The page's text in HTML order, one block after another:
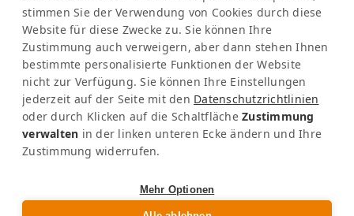
Organisationen wie ACOTUR und FONTUR
leisten tollen Support und unterstützen
die Akteure direkt bei der nachhaltigen
Unternehmensstrategie. Dadurch wurden
auch komplett neue Regionen nachhaltig
entwickelt, was Reisenden heute extrem
authentische Erlebnisse ermöglicht. Wie
seitens Eurer Supplier messbar zu
ermöglicht. KI-gestützter Reiseplaner:
Erstellung anpassbarer Reiserouten mit
Produkten der DMCs – direkt verknüpft
mit Live-Verfügbarkeiten. API für die
Anbindung an Drittsysteme: Ermöglicht die
flexible Anbindung des gesamten DMC-
Contents an externe Systeme (wie z. B.
für Euer Vertrauen, die Nutzung unserer
Plattform und die weiterhin tolle
Kolumbien
Datenschutzbestimmungen
KI & Transparenz
NEWSLETTER
Bleib informiert über News & Events
GET SOCIAL
stimmen Sie der Verwendung von Cookies durch diese
Website für diese Zwecke zu. Sie können Ihre
Zustimmung auch verweigern, aber dann stehen Ihnen
bestimmte personalisierte Funktionen der Website
nicht zur Verfügung. Sie können Ihre Einstellungen
jederzeit auf der Seite mit den Datenschutzrichtlinien
oder durch Klicken auf die Schaltfläche Zustimmung
verwalten in der linken unteren Ecke ändern und Ihre
Zustimmung widerrufen.
Mehr Optionen